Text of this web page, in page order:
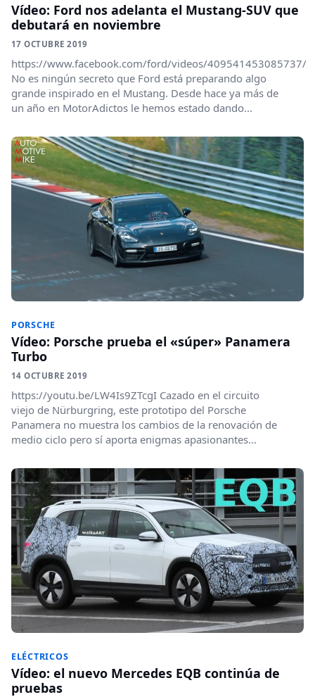
Vídeo: Ford nos adelanta el Mustang-SUV que
debutará en noviembre
17 OCTUBRE 2019
https://www.facebook.com/ford/videos/409541453085737/
No es ningún secreto que Ford está preparando algo
grande inspirado en el Mustang. Desde hace ya más de
un año en MotorAdictos le hemos estado dando...
PORSCHE
Vídeo: Porsche prueba el «súper» Panamera
Turbo
14 OCTUBRE 2019
https://youtu.be/LW4Is9ZTcgI Cazado en el circuito
viejo de Nürburgring, este prototipo del Porsche
Panamera no muestra los cambios de la renovación de
medio ciclo pero sí aporta enigmas apasionantes...
ELÉCTRICOS
Vídeo: el nuevo Mercedes EQB continúa de
pruebas